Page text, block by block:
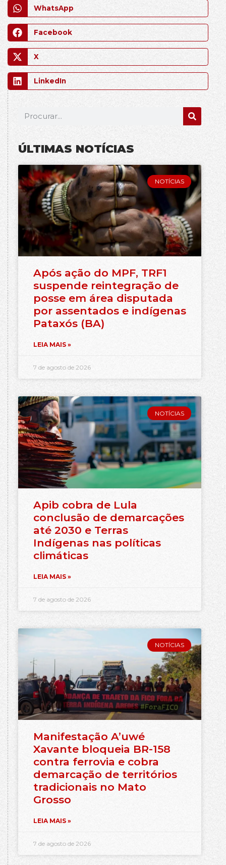
WhatsApp
Facebook
X
LinkedIn
ÚLTIMAS NOTÍCIAS
NOTÍCIAS
Após ação do MPF, TRF1
suspende reintegração de
posse em área disputada
por assentados e indígenas
Pataxós (BA)
LEIA MAIS »
7 de agosto de 2026
NOTÍCIAS
Apib cobra de Lula
conclusão de demarcações
até 2030 e Terras
Indígenas nas políticas
climáticas
LEIA MAIS »
7 de agosto de 2026
NOTÍCIAS
Manifestação A’uwé
Xavante bloqueia BR-158
contra ferrovia e cobra
demarcação de territórios
tradicionais no Mato
Grosso
LEIA MAIS »
7 de agosto de 2026